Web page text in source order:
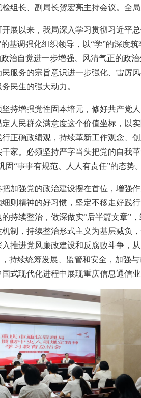
组长、副局长贺宏亮主持会议。全局
展以来，我局深入学习贯彻习近平
基调强化组织领导，以“学”的深度
治自觉进一步增强、风清气正的政
服务的宗旨意识进一步强化、雷厉
民生的强大动力。
持增强党性固本培元，修好共产党
人民群众满意度这个价值坐标，以
正确政绩观，持续革新工作观念、
家。必须坚持严字当头把党的自我
“事事有规范、人人有责任”的态势。
加强党的政治建设摆在首位，增强
则精神的好习惯，坚定不移走好践
持续整治，做深做实“后半篇文章”
制，持续整治形式主义为基层减负
推进党风廉政建设和反腐败斗争，
持续统筹发展、监管和安全，加强
式现代化进程中展现重庆信息通信业